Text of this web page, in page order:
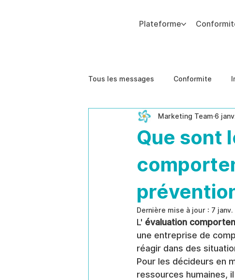
Plateforme
Tous les messages Conformite
Impact sur les Affaires Études
Que sont
Marketing Team 6
Dernière mise à jour : 7 janv.
L' évaluation
une entreprise de
réagir dans des
Pour les décideurs en
ressources humaines,